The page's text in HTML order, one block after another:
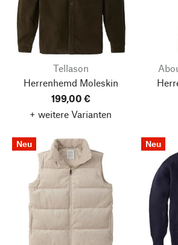
Tellason
Herrenhemd Moleskin
199,00 €
+ weitere Varianten
Neu Neu